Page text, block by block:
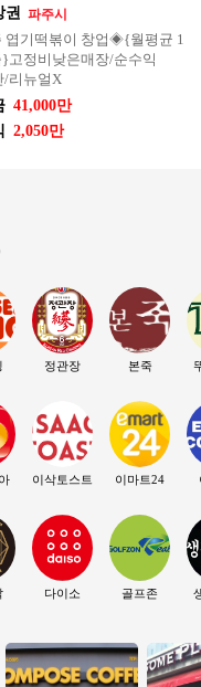
권 파주시
기떡볶이 창업◈{월평균 1
고정비낮은매장/순수익
/리뉴얼X
41,000만
2,050만
정관장
이삭토스트
다이소
본죽
이마트24
골프존